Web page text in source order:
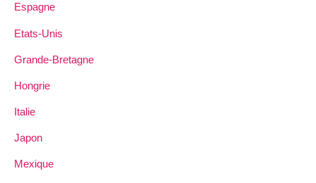
Espagne
Etats-Unis
Grande-Bretagne
Hongrie
Italie
Japon
Mexique